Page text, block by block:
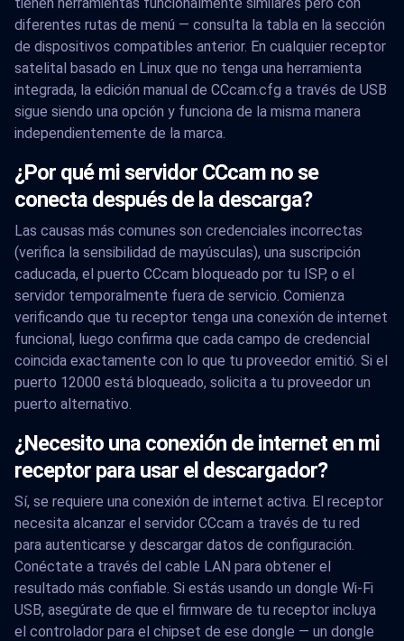
diferentes rutas de menú — consulta la tabla en la sección
de dispositivos compatibles anterior. En cualquier receptor
satelital basado en Linux que no tenga una herramienta
integrada, la edición manual de CCcam.cfg a través de USB
sigue siendo una opción y funciona de la misma manera
independientemente de la marca.
¿Por qué mi servidor CCcam no se
conecta después de la descarga?
Las causas más comunes son credenciales incorrectas
(verifica la sensibilidad de mayúsculas), una suscripción
caducada, el puerto CCcam bloqueado por tu ISP, o el
servidor temporalmente fuera de servicio. Comienza
verificando que tu receptor tenga una conexión de internet
funcional, luego confirma que cada campo de credencial
coincida exactamente con lo que tu proveedor emitió. Si el
puerto 12000 está bloqueado, solicita a tu proveedor un
puerto alternativo.
¿Necesito una conexión de internet en mi
receptor para usar el descargador?
Sí, se requiere una conexión de internet activa. El receptor
necesita alcanzar el servidor CCcam a través de tu red
para autenticarse y descargar datos de configuración.
Conéctate a través del cable LAN para obtener el
resultado más confiable. Si estás usando un dongle Wi-Fi
USB, asegúrate de que el firmware de tu receptor incluya
el controlador para el chipset de ese dongle — un dongle